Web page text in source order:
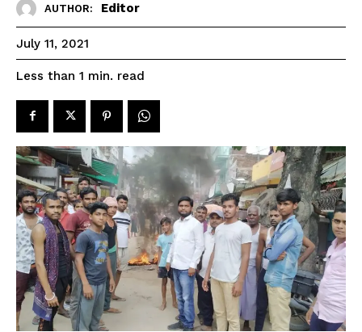
CRIME NEWS
SPORTS NEWS
TECH NEWS
TOURISM NEWS
SAHITYA
SEE PRICING
AUTHOR: Editor
July 11, 2021
Less than 1 min. read